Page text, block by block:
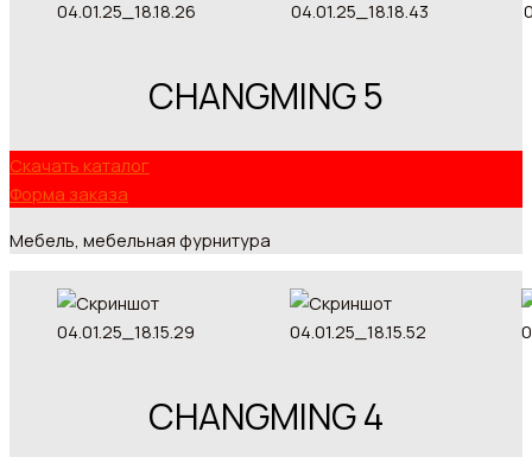
CHANGMING 5
Скачать каталог
Форма заказа
Мебель, мебельная фурнитура
CHANGMING 4